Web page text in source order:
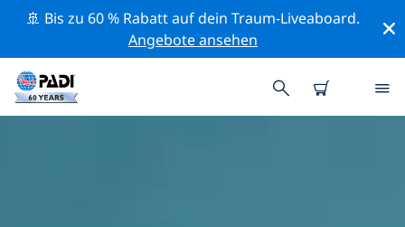
🚢 Bis zu 60 % Rabatt auf dein Traum-Liveaboard.
Angebote ansehen